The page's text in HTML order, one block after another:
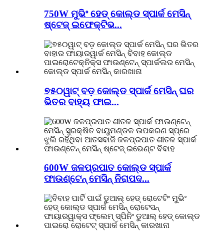
750W ମୁଭିଂ ହେଡ୍ କୋଲ୍ଡ ସ୍ପାର୍କ ମେସିନ୍
ଷ୍ଟେଜ୍ ଇଫେକ୍ଟିଭ...
୭୫୦ୱାଟ୍ ବଡ଼ କୋଲ୍ଡ ସ୍ପାର୍କ ମେସିନ୍ ଘର
ଭିତର ବାହ୍ୟ ଫାଇ...
600W ଜଳପ୍ରପାତ କୋଲ୍ଡ ସ୍ପାର୍କ
ଫାଉଣ୍ଟେନ୍ ମେସିନ୍ ନିରାପଦ...